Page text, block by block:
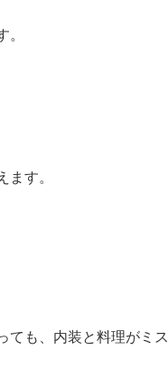
す。
ても、内装と料理がミス